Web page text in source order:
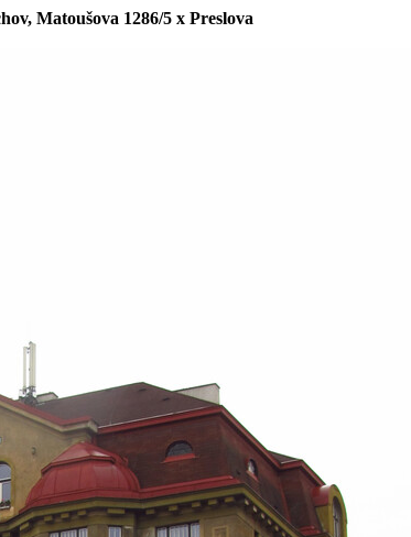
Matoušova 1286/5 x Preslova